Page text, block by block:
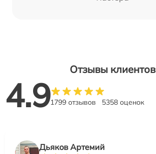
Отзывы клиентов
4.91799 отзывов 5358 оценок
Дьяков Артемий